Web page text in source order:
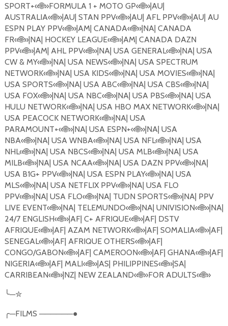
SPORT+«🌐»FORMULA 1 + MOTO GP«🌐»|AU|
AUSTRALIA«🌐»|AU| STAN PPV«🌐»|AU| AFL PPV«🌐»|AU| AU
ESPN PLAY PPV«🌐»|AM| CANADA«🌐»|NA| CANADA
FR«🌐»|NA| HOCKEY LEAGUE«🌐»|AM| CANADA DAZN
PPV«🌐»|AM| AHL PPV«🌐»|NA| USA GENERAL«🌐»|NA| USA
CW & MY«🌐»|NA| USA NEWS«🌐»|NA| USA SPECTRUM
NETWORK«🌐»|NA| USA KIDS«🌐»|NA| USA MOVIES«🌐»|NA|
USA SPORTS«🌐»|NA| USA ABC«🌐»|NA| USA CBS«🌐»|NA|
USA FOX«🌐»|NA| USA NBC«🌐»|NA| USA PBS«🌐»|NA| USA
HULU NETWORK«🌐»|NA| USA HBO MAX NETWORK«🌐»|NA|
USA PEACOCK NETWORK«🌐»|NA| USA
PARAMOUNT+«🌐»|NA| USA ESPN+«🌐»|NA| USA
NBA«🌐»|NA| USA WNBA«🌐»|NA| USA NFL«🌐»|NA| USA
NHL«🌐»|NA| USA NBCS«🌐»|NA| USA MLB«🌐»|NA| USA
MILB«🌐»|NA| USA NCAA«🌐»|NA| USA DAZN PPV«🌐»|NA|
USA B1G+ PPV«🌐»|NA| USA ESPN PLAY«🌐»|NA| USA
MLS«🌐»|NA| USA NETFLIX PPV«🌐»|NA| USA FLO
PPV«🌐»|NA| USA FLO«🌐»|NA| TUDN SPORTS«🌐»|NA| PPV
LIVE EVENT«🌐»|NA| TELEMUNDO«🌐»|NA| UNIVISION«🌐»|NA|
24/7 ENGLISH«🌐»|AF| C+ AFRIQUE«🌐»|AF| DSTV
AFRIQUE«🌐»|AF| AZAM NETWORK«🌐»|AF| SOMALIA«🌐»|AF|
SENEGAL«🌐»|AF| AFRIQUE OTHERS«🌐»|AF|
CONGO/GABON«🌐»|AF| CAMEROON«🌐»|AF| GHANA«🌐»|AF|
NIGERIA«🌐»|AF| MALI«🌐»|AS| PHILIPPINES«🌐»|SA|
CARRIBEAN«🌐»|NZ| NEW ZEALAND«🌐»FOR ADULTS«🌐»
╰─✮
╭─FILMS ──────●